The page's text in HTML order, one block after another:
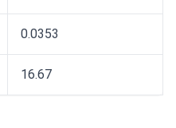
0.0353
16.67